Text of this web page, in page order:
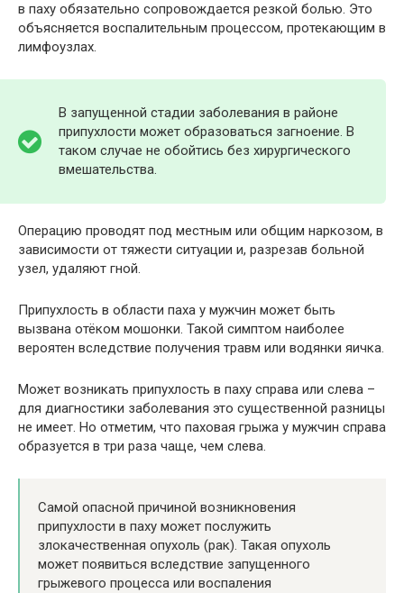
в паху обязательно сопровождается резкой болью. Это
объясняется воспалительным процессом, протекающим в
лимфоузлах.
В запущенной стадии заболевания в районе
припухлости может образоваться загноение. В
таком случае не обойтись без хирургического
вмешательства.
Операцию проводят под местным или общим наркозом, в
зависимости от тяжести ситуации и, разрезав больной
узел, удаляют гной.
Припухлость в области паха у мужчин может быть
вызвана отёком мошонки. Такой симптом наиболее
вероятен вследствие получения травм или водянки яичка.
Может возникать припухлость в паху справа или слева –
для диагностики заболевания это существенной разницы
не имеет. Но отметим, что паховая грыжа у мужчин справа
образуется в три раза чаще, чем слева.
Самой опасной причиной возникновения
припухлости в паху может послужить
злокачественная опухоль (рак). Такая опухоль
может появиться вследствие запущенного
грыжевого процесса или воспаления